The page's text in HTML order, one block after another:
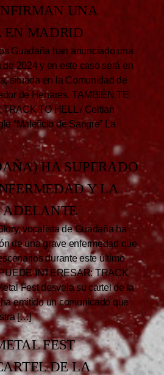
UNA
EN MADRID
Guadaña han anunciado una
2024 y en este caso será en
situada en la Comunidad de
de Henares. TAMBIÉN TE
TO HELL / Celtian
“Maleficio de Sangre” La
HA SUPERADO
Y LA
ADELANTE
vocalista de Guadaña ha
de una grave enfermedad que
durante este último
INTERESAR: TRACK
Fest desvela su cartel de la
emitido un comunicado que
[…]
FEST
DE LA